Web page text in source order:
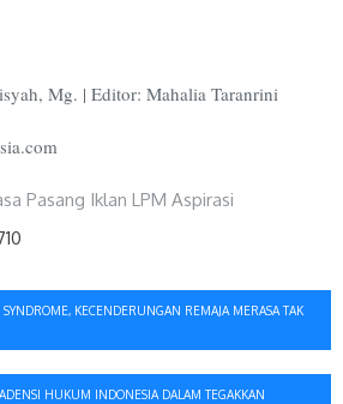
Mg. | Editor: Mahalia Taranrini
KECENDERUNGAN REMAJA MERASA TAK
HUKUM INDONESIA DALAM TEGAKKAN